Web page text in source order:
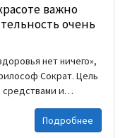
здоровью – часто
При начале работы с
сертификат по
сайте
от врача. 2.
важно
очень
нет ничего»,
Сократ. Цель
и
улучшать внешний
человека, защищать
К услугам
Подробнее